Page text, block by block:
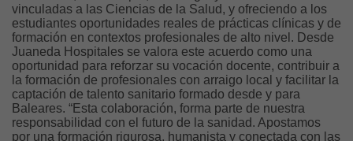
vinculadas a las Ciencias de la Salud, y ofreciendo a los
estudiantes oportunidades reales de prácticas clínicas y de
formación en contextos profesionales de alto nivel. Desde
Juaneda Hospitales se valora este acuerdo como una
oportunidad para reforzar su vocación docente, contribuir a
la formación de profesionales con arraigo local y facilitar la
captación de talento sanitario formado desde y para
Baleares. “Esta colaboración, forma parte de nuestra
responsabilidad con el futuro de la sanidad. Apostamos
por una formación rigurosa, humanista y conectada con las